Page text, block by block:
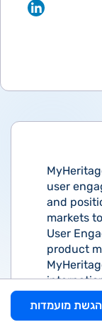
user
and
markets
User
product
will plan,
activities
הגשת מועמדות